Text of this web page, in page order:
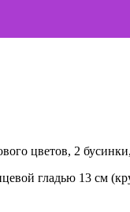
цветов, 2
гладью 13 см